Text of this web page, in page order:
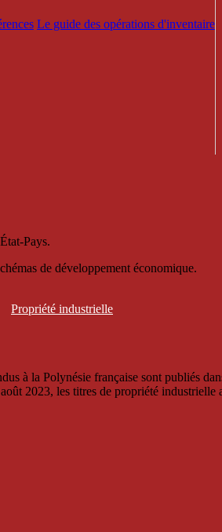
Le guide des opérations d'inventaire
Pays.
de développement économique.
Propriété industrielle
à la Polynésie française sont publiés
2023, les titres de propriété